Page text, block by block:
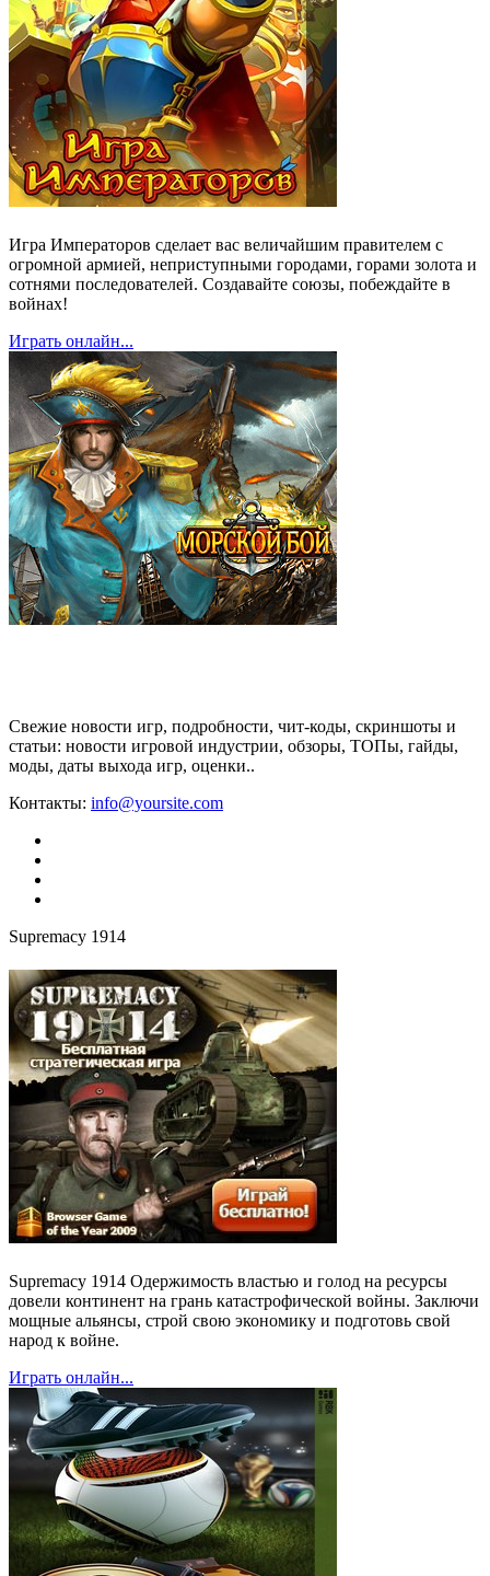
Игра Императоров сделает вас величайшим правителем с
огромной армией, неприступными городами, горами золота и
сотнями последователей. Создавайте союзы, побеждайте в
войнах!
Играть онлайн...
Свежие новости игр, подробности, чит-коды, скриншоты и
статьи: новости игровой индустрии, обзоры, ТОПы, гайды,
моды, даты выхода игр, оценки..
Контакты: info@yoursite.com
Supremacy 1914
Supremacy 1914 Одержимость властью и голод на ресурсы
довели континент на грань катастрофической войны. Заключи
мощные альянсы, строй свою экономику и подготовь свой
народ к войне.
Играть онлайн...